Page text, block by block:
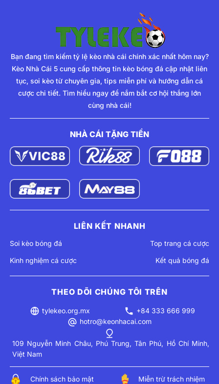
Bạn đang tìm kiếm tỷ lệ kèo nhà cái chính xác nhất hôm nay?
Kèo Nhà Cái 5 cung cấp thông tin kèo bóng đá cập nhật liên
tục, soi kèo từ chuyên gia, tips miễn phí và hướng dẫn cá
cược chi tiết. Tìm hiểu ngay để nắm bắt cơ hội thắng lớn
cùng nhà cái!
LIÊN KẾT NHANH
Soi kèo bóng đá Top trang cá cược
Kinh nghiệm cá cược Kết quả bóng đá
THEO DÕI CHÚNG TÔI TRÊN
tylekeo.org.mx
+84 333 666 999
hotro@keonhacai.com
109 Nguyễn Minh Châu, Phú Trung, Tân Phú, Hồ Chí Minh,
Việt Nam
NHÀ CÁI TẶNG TIỀN
Chính sách bảo mật Miễn trừ trách nhiệm